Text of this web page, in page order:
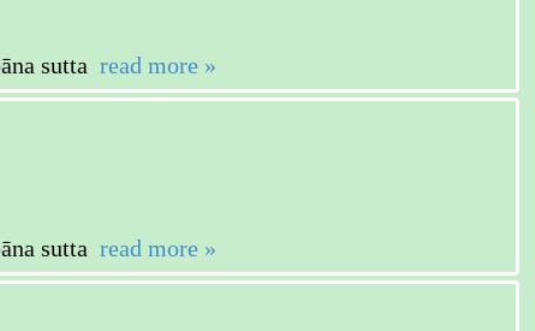
sutta read more »
sutta read more »